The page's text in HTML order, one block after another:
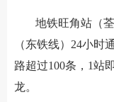
地铁旺角站（
（东铁线）24小时
路超过100条，1站
龙。